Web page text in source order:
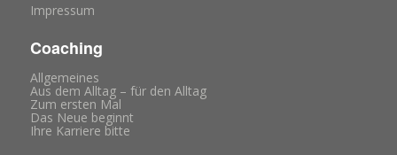
Impressum
Coaching
Allgemeines
Aus dem Alltag – für den Alltag
Zum ersten Mal
Das Neue beginnt
Ihre Karriere bitte